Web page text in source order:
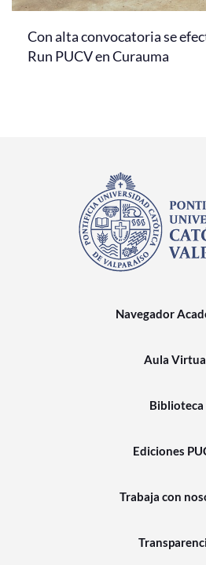
Con alta convocatoria se
Run PUCV en Curauma
Navegador
Aula
Biblioteca
Ediciones
Trabaja con